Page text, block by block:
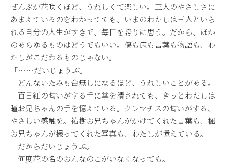
ぜんぶが花咲くほど、うれしくて楽しい。三人のやさしさに
あまえているのをわかってても、いまのわたしは三人といら
れる自分の人生がすきで、毎日を誇りに思う。だから、ほか
のあらゆるものはどうでもいい。傷も痣も言葉も物語も、わ
たしがこだわるものじゃない。
「……だいじょうぶ」
どんないたみも台無しになるほど、うれしいことがある。
百日紅の匂いがする手に掌を潰されても、きっとわたしは
瞳お兄ちゃんの手を憶えている。クレマチスの匂いがする、
やさしい感触を。祐樹お兄ちゃんがかけてくれた言葉も、楓
お兄ちゃんが撮ってくれた写真も、わたしが憶えている。
だからだいじょうぶ。
何度花の名のおんなのこがいなくなっても。